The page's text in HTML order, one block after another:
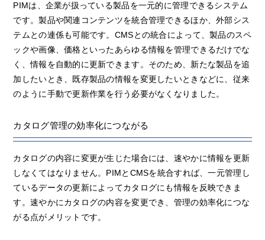
PIMは、企業が扱っている製品を一元的に管理できるシステム
です。製品や関連コンテンツを統合管理できるほか、外部シス
テムとの連係も可能です。CMSとの統合によって、製品のスペ
ックや画像、価格といったあらゆる情報を管理できるだけでな
く、情報を自動的に更新できます。そのため、新たな製品を追
加したいとき、既存製品の情報を変更したいときなどに、従来
のように手動で更新作業を行う必要がなくなりました。
カタログ管理の効率化につながる
カタログの内容に変更が生じた場合には、速やかに情報を更新
しなくてはなりません。PIMとCMSを統合すれば、一元管理し
ているデータの更新によってカタログにも情報を反映できま
す。速やかにカタログの内容を変更でき、管理の効率化につな
がる点がメリットです。